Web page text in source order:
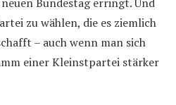
zu wählen, die es ziemlich
– auch wenn man sich
einer Kleinstpartei stärker